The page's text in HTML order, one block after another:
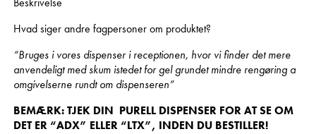
Hvad siger andre fagpersoner om produktet?
“Bruges i vores dispenser i receptionen, hvor vi finder det mere
anvendeligt med skum istedet for gel grundet mindre rengøring a
omgivelserne rundt om dispenseren”
BEMÆRK: TJEK DIN PURELL DISPENSER FOR AT SE OM
DET ER “ADX” ELLER “LTX”, INDEN DU BESTILLER!